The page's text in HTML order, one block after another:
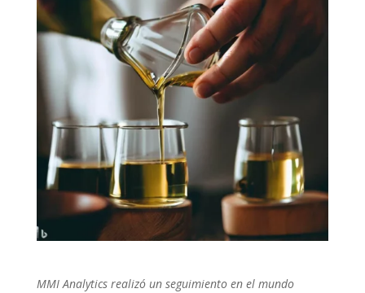
MMI Analytics realizó un seguimiento en el mundo